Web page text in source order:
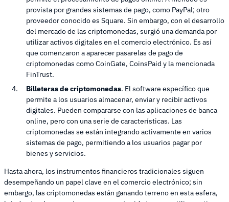
provista por grandes sistemas de pago, como PayPal; otro
proveedor conocido es Square. Sin embargo, con el desarrollo
del mercado de las criptomonedas, surgió una demanda por
utilizar activos digitales en el comercio electrónico. Es así
que comenzaron a aparecer pasarelas de pago de
criptomonedas como CoinGate, CoinsPaid y la mencionada
FinTrust.
Billeteras de criptomonedas. El software específico que
permite a los usuarios almacenar, enviar y recibir activos
digitales. Pueden compararse con las aplicaciones de banca
online, pero con una serie de características. Las
criptomonedas se están integrando activamente en varios
sistemas de pago, permitiendo a los usuarios pagar por
bienes y servicios.
Hasta ahora, los instrumentos financieros tradicionales siguen
desempeñando un papel clave en el comercio electrónico; sin
embargo, las criptomonedas están ganando terreno en esta esfera,